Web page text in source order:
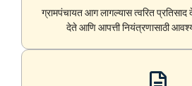
ग्रामपंचायत आग लागल्यास त्वरित
देते आणि आपत्ती नियंत्रणासाठी